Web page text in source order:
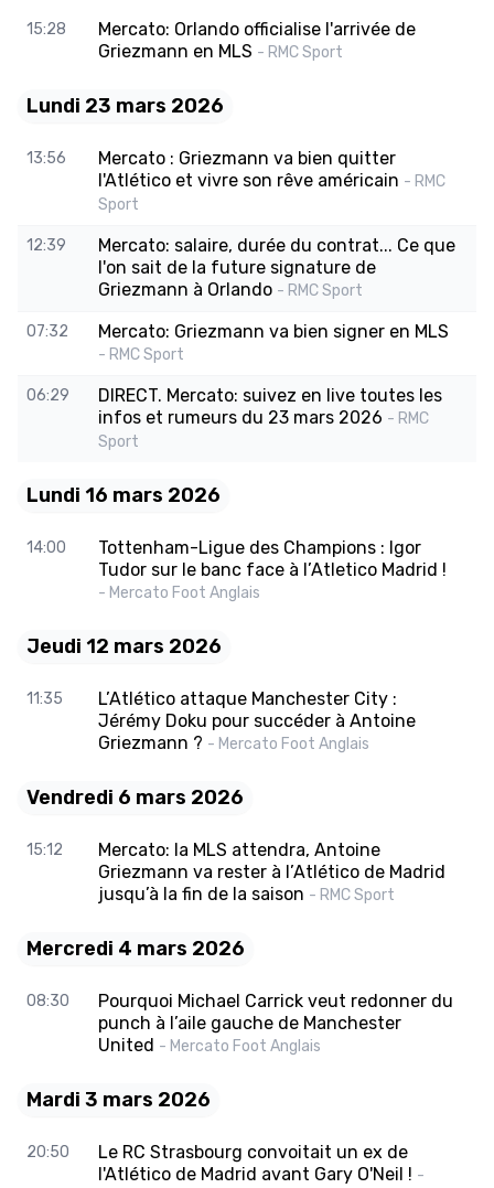
15:28
Mercato: Orlando officialise l'arrivée de
Griezmann en MLS - RMC Sport
Lundi 23 mars 2026
13:56
Mercato : Griezmann va bien quitter
l'Atlético et vivre son rêve américain - RMC
Sport
12:39
Mercato: salaire, durée du contrat... Ce que
l'on sait de la future signature de
Griezmann à Orlando - RMC Sport
07:32 Mercato: Griezmann va bien signer en MLS
- RMC Sport
06:29
DIRECT. Mercato: suivez en live toutes les
infos et rumeurs du 23 mars 2026 - RMC
Sport
Lundi 16 mars 2026
14:00
Tottenham-Ligue des Champions : Igor
Tudor sur le banc face à l’Atletico Madrid !
- Mercato Foot Anglais
Jeudi 12 mars 2026
11:35
L’Atlético attaque Manchester City :
Jérémy Doku pour succéder à Antoine
Griezmann ? - Mercato Foot Anglais
Vendredi 6 mars 2026
15:12
Mercato: la MLS attendra, Antoine
Griezmann va rester à l’Atlético de Madrid
jusqu’à la fin de la saison - RMC Sport
Mercredi 4 mars 2026
08:30
Pourquoi Michael Carrick veut redonner du
punch à l’aile gauche de Manchester
United - Mercato Foot Anglais
Mardi 3 mars 2026
20:50
Le RC Strasbourg convoitait un ex de
l'Atlético de Madrid avant Gary O'Neil ! -